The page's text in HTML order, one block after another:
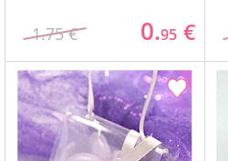
1.75 € 0.95 €